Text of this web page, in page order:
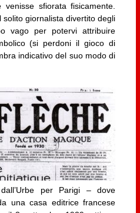
sfiorata fisicamente.
solito giornalista divertito degli
vago per potervi attribuire
(si perdoni il gioco di
indicativo del suo modo di
per Parigi – dove
una casa editrice francese